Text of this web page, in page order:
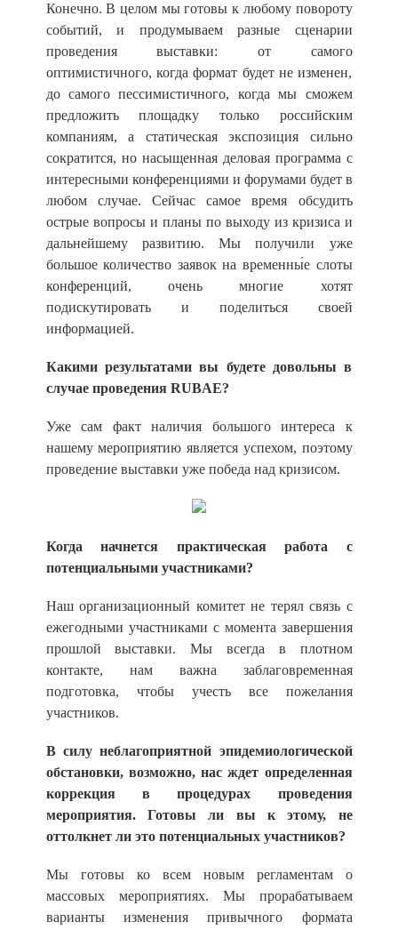
Конечно. В целом мы готовы к любому повороту
событий, и продумываем разные сценарии
проведения выставки: от самого
оптимистичного, когда формат будет не изменен,
до самого пессимистичного, когда мы сможем
предложить площадку только российским
компаниям, а статическая экспозиция сильно
сократится, но насыщенная деловая программа с
интересными конференциями и форумами будет в
любом случае. Сейчас самое время обсудить
острые вопросы и планы по выходу из кризиса и
дальнейшему развитию. Мы получили уже
большое количество заявок на временны́е слоты
конференций, очень многие хотят
подискутировать и поделиться своей
информацией.
Какими результатами вы будете довольны в
случае проведения RUBAE?
Уже сам факт наличия большого интереса к
нашему мероприятию является успехом, поэтому
проведение выставки уже победа над кризисом.
Когда начнется практическая работа с
потенциальными участниками?
Наш организационный комитет не терял связь с
ежегодными участниками с момента завершения
прошлой выставки. Мы всегда в плотном
контакте, нам важна заблаговременная
подготовка, чтобы учесть все пожелания
участников.
В силу неблагоприятной эпидемиологической
обстановки, возможно, нас ждет определенная
коррекция в процедурах проведения
мероприятия. Готовы ли вы к этому, не
оттолкнет ли это потенциальных участников?
Мы готовы ко всем новым регламентам о
массовых мероприятиях. Мы прорабатываем
варианты изменения привычного формата